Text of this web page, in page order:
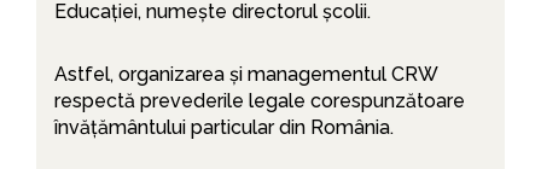
Educației, numește directorul școlii.
Astfel, organizarea și managementul CRW
respectă prevederile legale corespunzătoare
învățământului particular din România.